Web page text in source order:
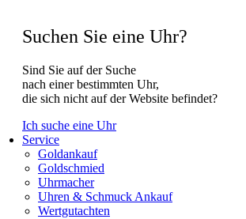
Suchen Sie eine Uhr?
Sind Sie auf der Suche
nach einer bestimmten Uhr,
die sich nicht auf der Website befindet?
Ich suche eine Uhr
Service
Goldankauf
Goldschmied
Uhrmacher
Uhren & Schmuck Ankauf
Wertgutachten